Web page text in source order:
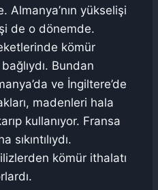
yükselişi
de o dönemde.
kömür
Bundan
ve İngiltere’de
madenleri hala
kullanıyor. Fransa
kömür ithalatı